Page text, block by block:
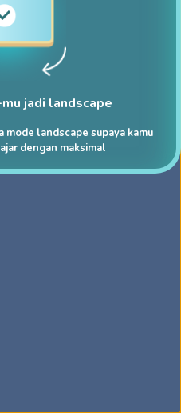
jadi landscape
mode landscape supaya kamu
dengan maksimal